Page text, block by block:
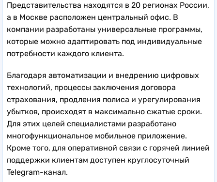
Представительства находятся в 20 регионах России,
а в Москве расположен центральный офис. В
компании разработаны универсальные программы,
которые можно адаптировать под индивидуальные
потребности каждого клиента.
Благодаря автоматизации и внедрению цифровых
технологий, процессы заключения договора
страхования, продления полиса и урегулирования
убытков, происходят в максимально сжатые сроки.
Для этих целей специалистами разработано
многофункциональное мобильное приложение.
Кроме того, для оперативной связи с горячей линией
поддержки клиентам доступен круглосуточный
Telegram-канал.